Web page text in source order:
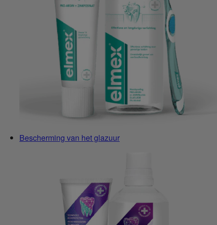
Bescherming van het glazuur